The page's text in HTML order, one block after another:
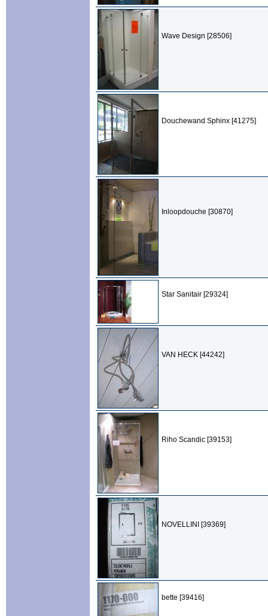
Wave Design [28506]
Douchewand Sphinx [41275]
Inloopdouche [30870]
Star Sanitair [29324]
VAN HECK [44242]
Riho Scandic [39153]
NOVELLINI [39369]
bette [39416]